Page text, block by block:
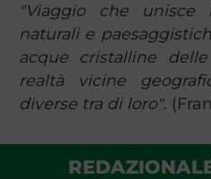
"Viaggio che unisce
naturali e
acque cristalline
realtà vicine
diverse tra di loro".